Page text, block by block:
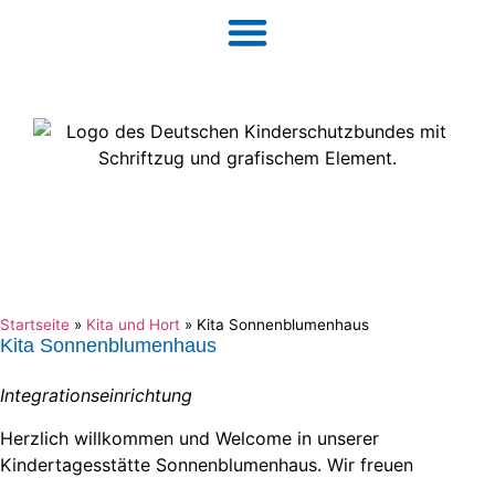
Startseite » Kita und Hort » Kita Sonnenblumenhaus
Kita Sonnenblumenhaus
Integrationseinrichtung
Herzlich willkommen und Welcome in unserer
Kindertagesstätte Sonnenblumenhaus. Wir freuen